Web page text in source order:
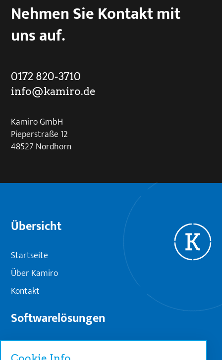
Nehmen Sie Kontakt mit
uns auf.
0172 820-3710
info@kamiro.de
Kamiro GmbH
Pieperstraße 12
48527 Nordhorn
Übersicht
Startseite
Über Kamiro
Kontakt
Softwarelösungen